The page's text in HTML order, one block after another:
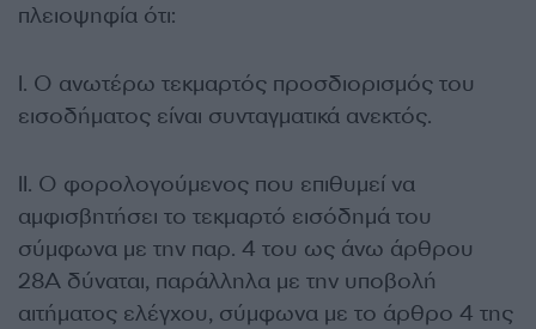
πλειοψηφία ότι:
Ι. Ο ανωτέρω τεκμαρτός προσδιορισμός του
εισοδήματος είναι συνταγματικά ανεκτός.
ΙΙ. Ο φορολογούμενος που επιθυμεί να
αμφισβητήσει το τεκμαρτό εισόδημά του
σύμφωνα με την παρ. 4 του ως άνω άρθρου
28Α δύναται, παράλληλα με την υποβολή
αιτήματος ελέγχου, σύμφωνα με το άρθρο 4 της